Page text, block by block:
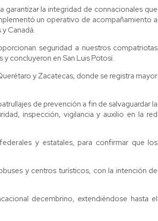
la integridad de connacionales que
un operativo de acompañamiento a
Canadá.
seguridad a nuestros compatriotas
concluyeron en San Luis Potosí.
y Zacatecas, donde se registra mayor
de prevención a fin de salvaguardar la
inspección, vigilancia y auxilio en la red
y estatales, para confirmar que los
y centros turísticos, con la intención de
decembrino, extendiéndose hasta el